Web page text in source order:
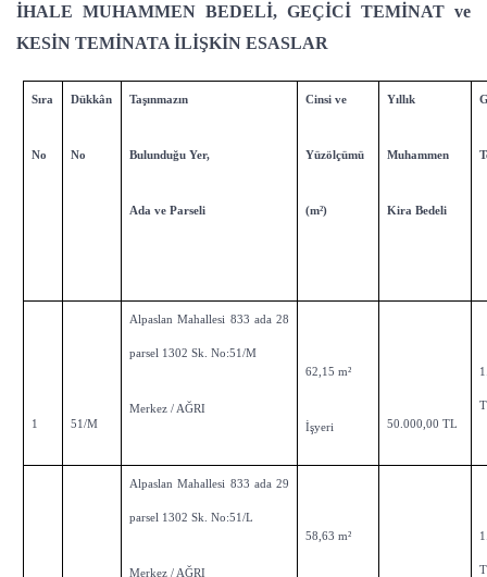
İHALE MUHAMMEN BEDELİ, GEÇİCİ TEMİNAT ve
KESİN TEMİNATA İLİŞKİN ESASLAR
Sıra
No
Dükkân
No
Taşınmazın
Bulunduğu Yer,
Ada ve Parseli
Cinsi ve
Yüzölçümü
(m²)
Yıllık
Muhammen
Kira Bedeli
1 51/M
Alpaslan Mahallesi 833 ada 28
parsel 1302 Sk. No:51/M
Merkez / AĞRI
62,15 m²
İşyeri 50.000,00 TL
Alpaslan Mahallesi 833 ada 29
parsel 1302 Sk. No:51/L
Merkez / AĞRI
58,63 m²